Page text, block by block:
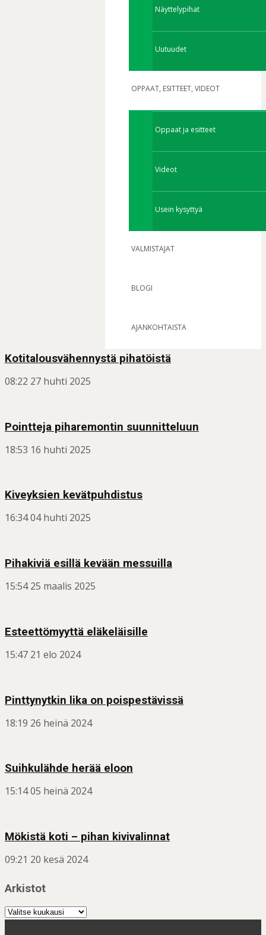
Näyttelypihat
Uutuudet
OPPAAT, ESITTEET, VIDEOT
Oppaat ja esitteet
Videot
Usein kysyttyä
VALMISTAJAT
BLOGI
AJANKOHTAISTA
Kotitalousvähennystä pihatöistä
08:22 27 huhti 2025
Pointteja piharemontin suunnitteluun
18:53 16 huhti 2025
Kiveyksien kevätpuhdistus
16:3404 huhti 2025
Pihakiviä esillä kevään messuilla
15:54 25 maalis 2025
Esteettömyyttä eläkeläisille
15:47 21 elo 2024
Pinttynytkin lika on poispestävissä
18:19 26 heinä 2024
Suihkulähde herää eloon
15:1405 heinä 2024
Mökistä koti – pihan kivivalinnat
09:21 20 kesä 2024
Arkistot
Arkistot